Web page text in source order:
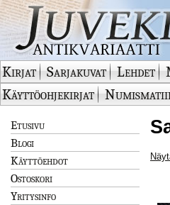
Kirjat Sarjakuvat Lehdet
Käyttöohjekirjat
Etusivu
Blogi
Käyttöehdot
Ostoskori
Yritysinfo